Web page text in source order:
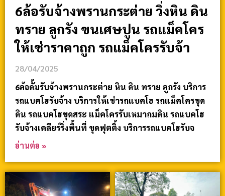
6ล้อรับจ้างพรานกระต่าย วิ่งหิน ดิน
ทราย ลูกรัง ขนเศษปูน รถแม็คโคร
ให้เช่าราคาถูก รถแม็คโครรับจ้า
28/04/2025
6ล้อดั้มรับจ้างพรานกระต่าย หิน ดิน ทราย ลูกรัง บริการ
รถแบคโฮรับจ้าง บริการให้เช่ารถแบคโฮ รถแม็คโครขุด
ดิน รถแบคโฮขุดสระ แม็คโครรับเหมาถมดิน รถแบคโฮ
รับจ้างเคลียร์ริ่งพื้นที่ ขุดฟุตติ้ง บริการรถแบคโฮรับจ
อ่านต่อ »